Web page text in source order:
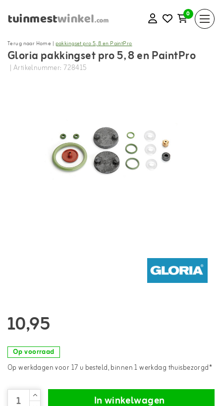
0
Terug naar Home | pakkingset pro 5, 8 en PaintPro
Gloria pakkingset pro 5, 8 en PaintPro
| Artikelnummer: 728415
10,95
Op voorraad
Op werkdagen voor 17 u besteld, binnen 1 werkdag thuisbezorgd*
In winkelwagen